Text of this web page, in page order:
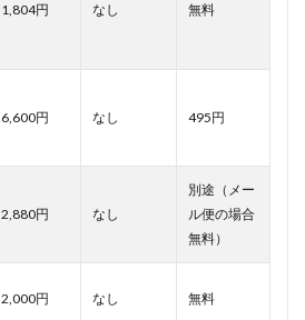
1,804円 なし 無料
6,600円 なし 495円
2,880円 なし
別途（メー
ル便の場合
無料）
2,000円 なし 無料